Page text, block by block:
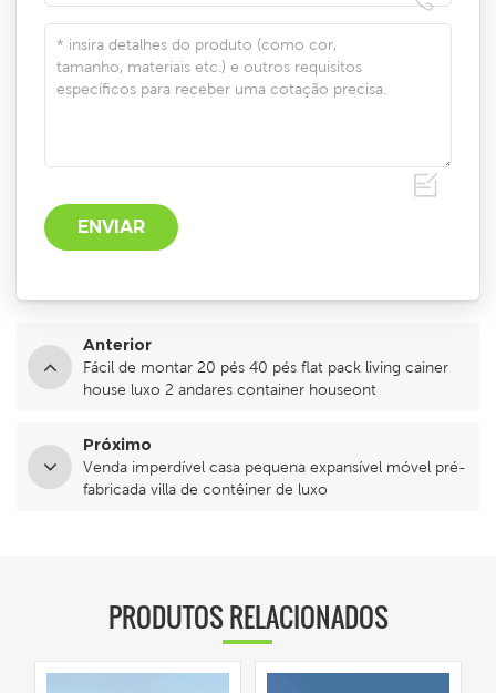
Anterior
Fácil de montar 20 pés 40 pés flat pack living cainer
house luxo 2 andares container houseont
Próximo
Venda imperdível casa pequena expansível móvel pré-
fabricada villa de contêiner de luxo
PRODUTOS RELACIONADOS